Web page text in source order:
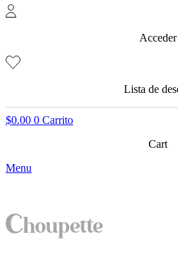
Acceder
Lista de
$0.00 0 Carrito
Cart
Menu